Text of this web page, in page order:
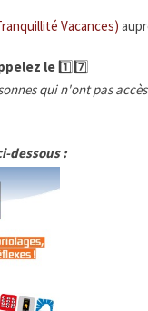
Vacances)
le1️⃣7️⃣
qui n'ont pas
dessous :